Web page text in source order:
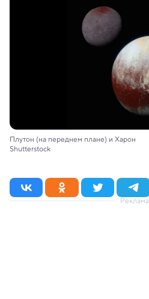
Плутон (на переднем плане) и Харон
Shutterstock
Реклама